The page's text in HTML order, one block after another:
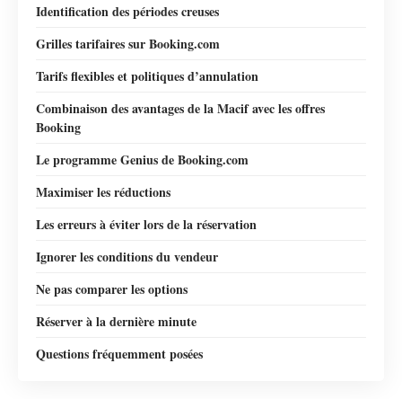
Identification des périodes creuses
Grilles tarifaires sur Booking.com
Tarifs flexibles et politiques d’annulation
Combinaison des avantages de la Macif avec les offres
Booking
Le programme Genius de Booking.com
Maximiser les réductions
Les erreurs à éviter lors de la réservation
Ignorer les conditions du vendeur
Ne pas comparer les options
Réserver à la dernière minute
Questions fréquemment posées